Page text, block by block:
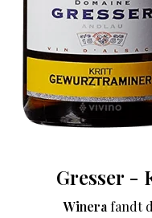
Gresser -
Winera fandt